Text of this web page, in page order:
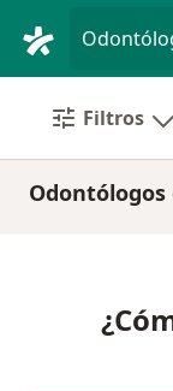
Filtros